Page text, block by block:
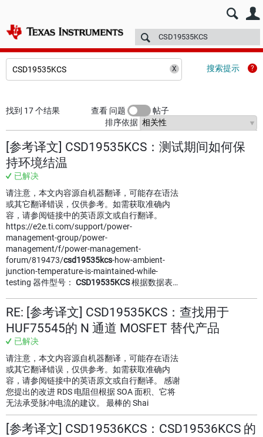
E2E™ 中文设计支持 > 技术文章 TI 培训
搜索提示
找到 17 个结果 查看 问题
帖子
排序依据
[参考译文] CSD19535KCS：测试期间如何保
持环境结温
已解决
请注意，本文内容源自机器翻译，可能存在语法
或其它翻译错误，仅供参考。如需获取准确内
容，请参阅链接中的英语原文或自行翻译。
https://e2e.ti.com/support/power-
management-group/power-
management/f/power-management-
forum/819473/csd19535kcs-how-ambient-
junction-temperature-is-maintained-while-
testing 器件型号： CSD19535KCS根据数据表…
RE: [参考译文] CSD19535KCS：查找用于
HUF75545的 N 通道 MOSFET 替代产品
已解决
请注意，本文内容源自机器翻译，可能存在语法
或其它翻译错误，仅供参考。如需获取准确内
容，请参阅链接中的英语原文或自行翻译。 感谢
您提出的改进 RDS 电阻但根据 SOA 面积、它将
无法承受脉冲电流的建议。 最棒的 Shai
[参考译文] CSD19536KCS：CSD19536KCS 的